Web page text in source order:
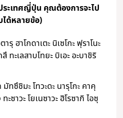
ระเทศญี่ปุ่น คุณต้องการจะไป
ด้หลายข้อ)
รุ ฮาโกดาเตะ นิเซโกะ ฟุราโนะ
ทะเลสาบโทยะ บิเอะ อะบาชิริ
ทซึชิมะ โทวะดะ นารุโกะ คาคุ
ะซาวะ โยเนซาวะ ฮิโรซากิ ไอซุ